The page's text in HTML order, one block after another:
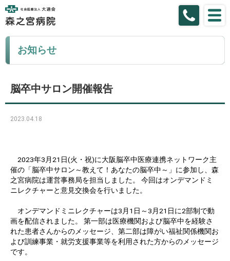
お知らせ
脳卒中サロン開催報告
2023.04.18
2023年3月21日(火・祝)に大阪脳卒中医療連携ネットワーク主
催の「脳卒中サロン～教えて！あなたの脳卒中～」に参加し、森
之宮病院は運営事務局を担当しました。 今回はオンデマンドミ
ニレクチャーと意見交換会を行いました。
オンデマンドミニレクチャーは3月1日～3月21日に2部制で動
画を配信されました。 第一部は医療機関および脳卒中を経験さ
れた患者さんからのメッセージ、第二部は障がい福祉関係機関お
よび訓練事業・就労支援事業等を利用された方からのメッセージ
です。